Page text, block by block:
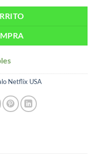
Netflix USA